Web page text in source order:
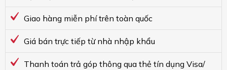
Giao hàng miễn phí trên toàn quốc
Giá bán trực tiếp từ nhà nhập khẩu
Thanh toán trả góp thông qua thẻ tín dụng Visa/